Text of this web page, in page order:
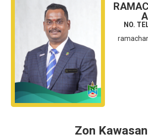
NO.
Zon Kawasan